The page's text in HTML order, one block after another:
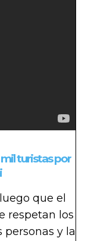
turistas por
que el
respetan los
y la